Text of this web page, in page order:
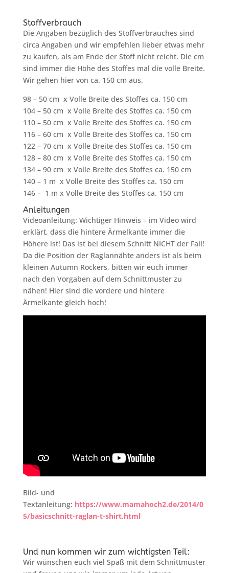
Stoffverbrauch
Die Angaben bezüglich des Stoffverbrauches sind
circa Angaben und wir empfehlen lieber etwas mehr
zu kaufen, als am Ende der Stoff nicht reicht. Die cm
sind immer die Höhe des Stoffes mal die volle Breite.
Wir gehen hier von ca. 150 cm aus.
98 – 50 cm x Volle Breite des Stoffes ca. 150 cm
104 – 50 cm x Volle Breite des Stoffes ca. 150 cm
110 – 50 cm x Volle Breite des Stoffes ca. 150 cm
116 – 60 cm x Volle Breite des Stoffes ca. 150 cm
122 – 70 cm x Volle Breite des Stoffes ca. 150 cm
128 – 80 cm x Volle Breite des Stoffes ca. 150 cm
134 – 90 cm x Volle Breite des Stoffes ca. 150 cm
140 – 1 m x Volle Breite des Stoffes ca. 150 cm
146 – 1 m x Volle Breite des Stoffes ca. 150 cm
Anleitungen
Videoanleitung: Wichtiger Hinweis – im Video wird
erklärt, dass die hintere Ärmelkante immer die
Höhere ist! Das ist bei diesem Schnitt NICHT der Fall!
Da die Position der Raglannähte anders ist als beim
kleinen Autumn Rockers, bitten wir euch immer
nach den Vorgaben auf dem Schnittmuster zu
nähen! Hier sind die vordere und hintere
Ärmelkante gleich hoch!
Bild- und
Textanleitung: https://www.mamahoch2.de/2014/0
5/basicschnitt-raglan-t-shirt.html
Und nun kommen wir zum wichtigsten Teil:
Wir wünschen euch viel Spaß mit dem Schnittmuster